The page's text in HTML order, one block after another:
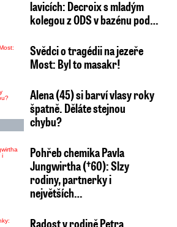
lavicích: Decroix s mladým
kolegou z ODS v bazénu pod…
Svědci o tragédii na jezeře
Most: Byl to masakr!
Alena (45) si barví vlasy roky
špatně. Děláte stejnou
chybu?
Pohřeb chemika Pavla
Jungwirtha (†60): Slzy
rodiny, partnerky i
největších…
Radost v rodině Petra